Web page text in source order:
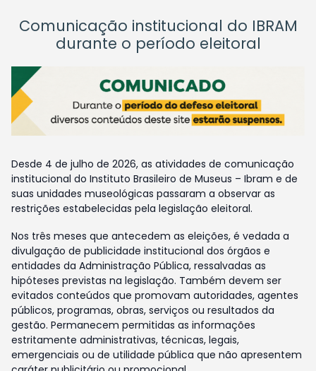
Comunicação institucional do IBRAM
durante o período eleitoral
Desde 4 de julho de 2026, as atividades de comunicação
institucional do Instituto Brasileiro de Museus – Ibram e de
suas unidades museológicas passaram a observar as
restrições estabelecidas pela legislação eleitoral.
Nos três meses que antecedem as eleições, é vedada a
divulgação de publicidade institucional dos órgãos e
entidades da Administração Pública, ressalvadas as
hipóteses previstas na legislação. Também devem ser
evitados conteúdos que promovam autoridades, agentes
públicos, programas, obras, serviços ou resultados da
gestão. Permanecem permitidas as informações
estritamente administrativas, técnicas, legais,
emergenciais ou de utilidade pública que não apresentem